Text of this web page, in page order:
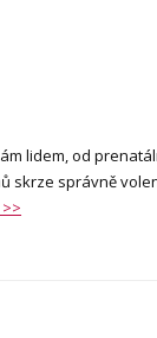
lidem, od
skrze správně